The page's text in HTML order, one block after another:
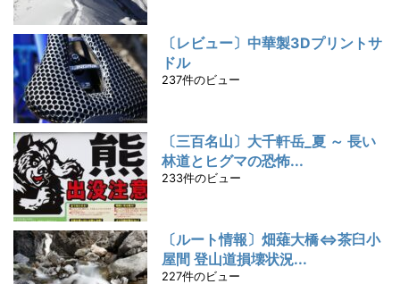
〔レビュー〕中華製3Dプリントサ
ドル
237件のビュー
〔三百名山〕大千軒岳_夏 ～ 長い
林道とヒグマの恐怖...
233件のビュー
〔ルート情報〕畑薙大橋⇔茶臼小
屋間 登山道損壊状況...
227件のビュー